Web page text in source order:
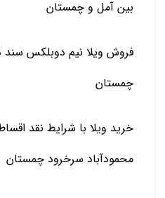
بین آمل و چمستان
فروش ویلا نیم دوبلکس سند
چمستان
خرید ویلا با شرایط نقد
محمودآباد سرخرود چمستان